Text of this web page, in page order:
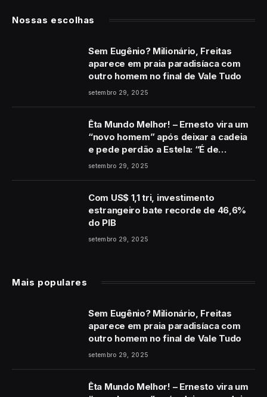
Nossas escolhas
Sem Eugênio? Milionário, Freitas
aparece em praia paradisíaca com
outro homem no final de Vale Tudo
setembro 29, 2025
Êta Mundo Melhor! – Ernesto vira um
“novo homem” após deixar a cadeia
e pede perdão a Estela: “É de
coração”
setembro 29, 2025
Com US$ 1,1 tri, investimento
estrangeiro bate recorde de 46,6%
do PIB
setembro 29, 2025
Mais populares
Sem Eugênio? Milionário, Freitas
aparece em praia paradisíaca com
outro homem no final de Vale Tudo
setembro 29, 2025
Êta Mundo Melhor! – Ernesto vira um